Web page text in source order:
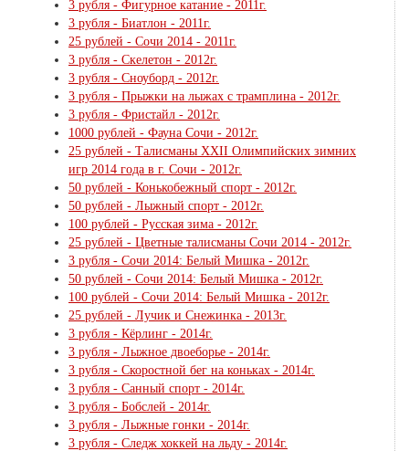
3 рубля - Фигурное катание - 2011г.
3 рубля - Биатлон - 2011г.
25 рублей - Сочи 2014 - 2011г.
3 рубля - Скелетон - 2012г.
3 рубля - Сноуборд - 2012г.
3 рубля - Прыжки на лыжах с трамплина - 2012г.
3 рубля - Фристайл - 2012г.
1000 рублей - Фауна Сочи - 2012г.
25 рублей - Талисманы XXII Олимпийских зимних
игр 2014 года в г. Сочи - 2012г.
50 рублей - Конькобежный спорт - 2012г.
50 рублей - Лыжный спорт - 2012г.
100 рублей - Русская зима - 2012г.
25 рублей - Цветные талисманы Сочи 2014 - 2012г.
3 рубля - Сочи 2014: Белый Мишка - 2012г.
50 рублей - Сочи 2014: Белый Мишка - 2012г.
100 рублей - Сочи 2014: Белый Мишка - 2012г.
25 рублей - Лучик и Снежинка - 2013г.
3 рубля - Кёрлинг - 2014г.
3 рубля - Лыжное двоеборье - 2014г.
3 рубля - Скоростной бег на коньках - 2014г.
3 рубля - Санный спорт - 2014г.
3 рубля - Бобслей - 2014г.
3 рубля - Лыжные гонки - 2014г.
3 рубля - Следж хоккей на льду - 2014г.